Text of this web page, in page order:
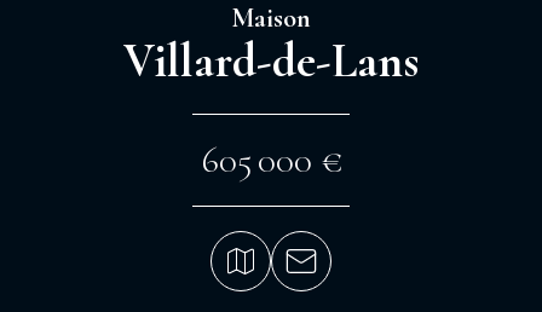
Maison
Villard-de-Lans
605 000 €